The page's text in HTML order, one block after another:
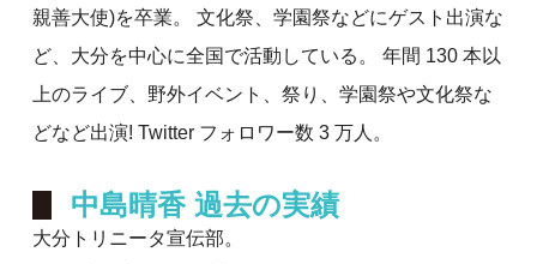
親善大使)を卒業。 文化祭、学園祭などにゲスト出演な
ど、大分を中心に全国で活動している。 年間 130 本以
上のライブ、野外イベント、祭り、学園祭や文化祭な
どなど出演! Twitter フォロワー数 3 万人。
中島晴香 過去の実績
大分トリニータ宣伝部。